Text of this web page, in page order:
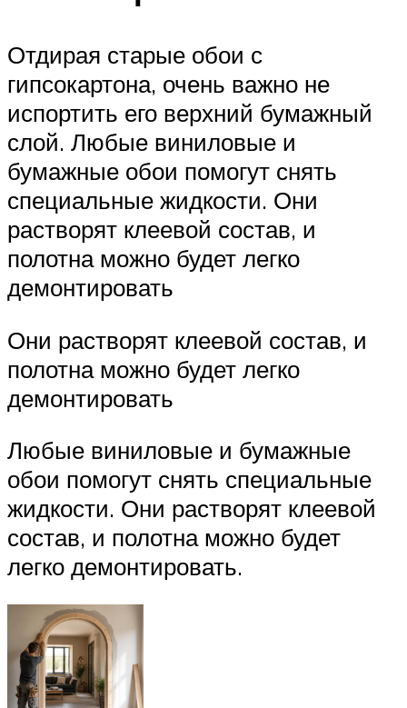
Отдирая старые обои с
гипсокартона, очень важно не
испортить его верхний бумажный
слой. Любые виниловые и
бумажные обои помогут снять
специальные жидкости. Они
растворят клеевой состав, и
полотна можно будет легко
демонтировать
Они растворят клеевой состав, и
полотна можно будет легко
демонтировать
Любые виниловые и бумажные
обои помогут снять специальные
жидкости. Они растворят клеевой
состав, и полотна можно будет
легко демонтировать.